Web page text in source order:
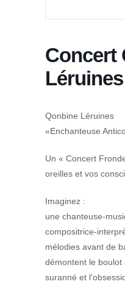
Concert
Léruines
Qonbine Léruines
«Enchanteuse
Un « Concert
oreilles et vos
Imaginez :
une chanteuse-
compositrice-
mélodies avant de
démontent le
suranné et